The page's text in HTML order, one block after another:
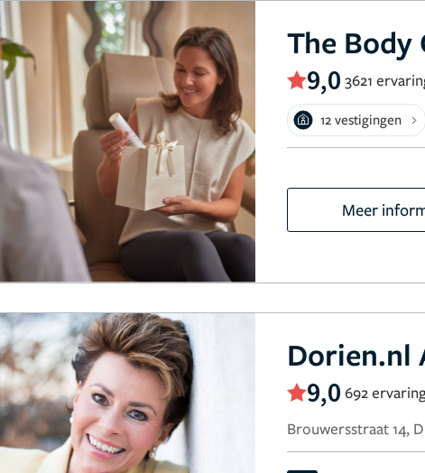
The Body
9,0 3621
12 vestigingen
Meer
Dorien.nl
9,0 692
Brouwersstraat 14,